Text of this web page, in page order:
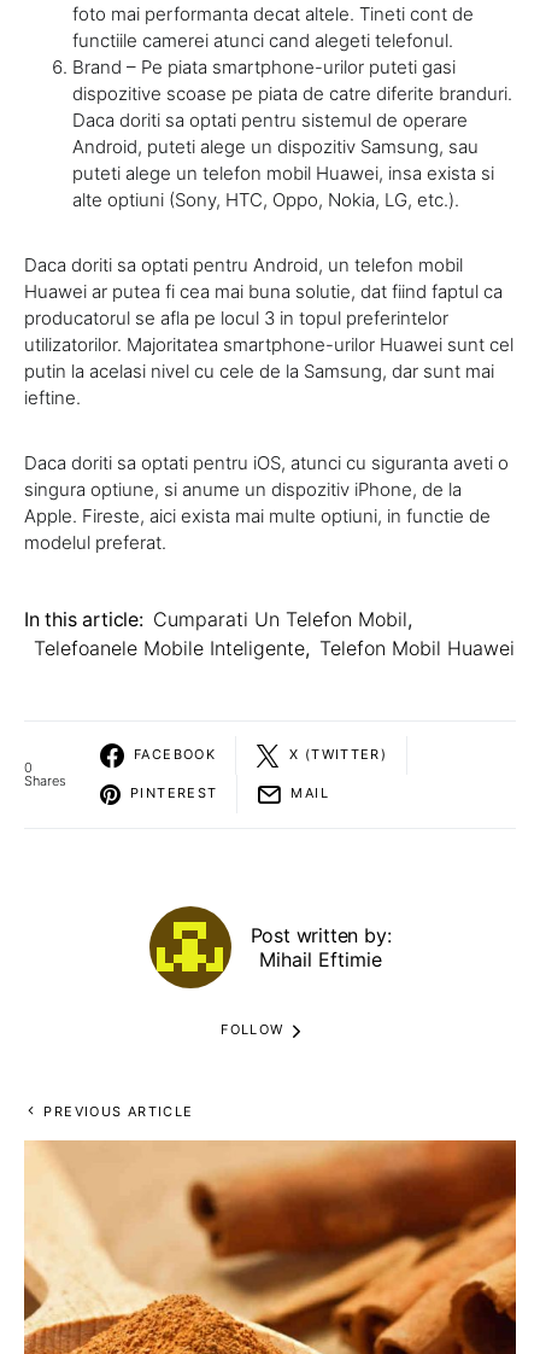
foto mai performanta decat altele. Tineti cont de
functiile camerei atunci cand alegeti telefonul.
Brand – Pe piata smartphone-urilor puteti gasi
dispozitive scoase pe piata de catre diferite branduri.
Daca doriti sa optati pentru sistemul de operare
Android, puteti alege un dispozitiv Samsung, sau
puteti alege un telefon mobil Huawei, insa exista si
alte optiuni (Sony, HTC, Oppo, Nokia, LG, etc.).
Daca doriti sa optati pentru Android, un telefon mobil
Huawei ar putea fi cea mai buna solutie, dat fiind faptul ca
producatorul se afla pe locul 3 in topul preferintelor
utilizatorilor. Majoritatea smartphone-urilor Huawei sunt cel
putin la acelasi nivel cu cele de la Samsung, dar sunt mai
ieftine.
Daca doriti sa optati pentru iOS, atunci cu siguranta aveti o
singura optiune, si anume un dispozitiv iPhone, de la
Apple. Fireste, aici exista mai multe optiuni, in functie de
modelul preferat.
In this article: Cumparati Un Telefon Mobil,
Telefoanele Mobile Inteligente, Telefon Mobil Huawei
0
Shares
FACEBOOK X (TWITTER)
PINTEREST MAIL
Post written by:
Mihail Eftimie
FOLLOW
PREVIOUS ARTICLE